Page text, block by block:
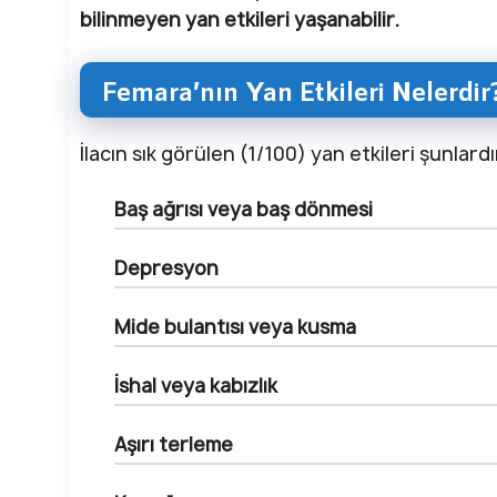
bilinmeyen yan etkileri yaşanabilir.
Femara’nın Yan Etkileri
İlacın sık görülen (1/100) yan etkileri
Baş ağrısı veya baş dönmesi
Depresyon
Mide bulantısı veya kusma
İshal veya kabızlık
Aşırı terleme